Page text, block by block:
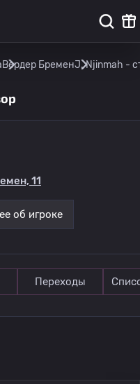
Вердер БременJ. Njinmah -
11
об игроке
Переходы